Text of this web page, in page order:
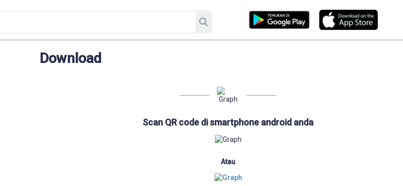
Download
Scan QR code di smartphone android anda
Atau